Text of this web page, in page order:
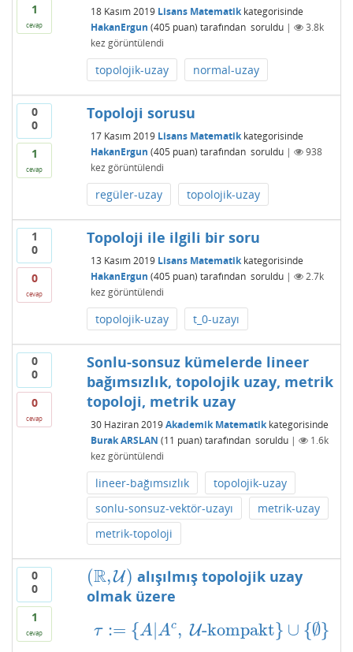
1
cevap
18 Kasım 2019 Lisans Matematikkategorisinde
HakanErgun (405 puan) tarafından soruldu |
3.8k
kez görüntülendi
topolojik-uzay normal-uzay
0
0
1
cevap
Topoloji sorusu
17 Kasım 2019 Lisans Matematikkategorisinde
HakanErgun (405 puan) tarafından soruldu |
938
kez görüntülendi
regüler-uzay topolojik-uzay
1
0
0
cevap
Topoloji ile ilgili bir soru
13 Kasım 2019 Lisans Matematikkategorisinde
HakanErgun (405 puan) tarafından soruldu |
2.7k
kez görüntülendi
topolojik-uzay t_0-uzayı
0
0
0
cevap
Sonlu-sonsuz kümelerde lineer
bağımsızlık, topolojik uzay, metrik
topoloji, metrik uzay
30 Haziran 2019 Akademik Matematikkategorisinde
Burak ARSLAN (11 puan) tarafından soruldu |
1.6k
kez görüntülendi
lineer-bağımsızlık
topolojik-uzay
sonlu-sonsuz-vektör-uzayı
metrik-uzay
metrik-topoloji
0
0
1
cevap
(R,U)
(R,U)
alışılmış topolojik uzay
olmak üzere
τ := {A Ac, U-kompakt} ∪ {∅}
τ :={A |Ac, U-kompakt}∪ {∅}